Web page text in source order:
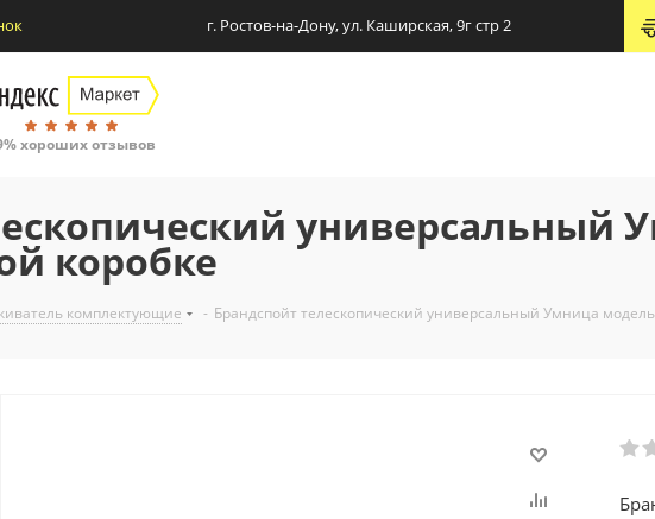
г. Ростов-на-Дону, ул. Каширская, 9г стр 2
хороших отзывов
универсальный
коробке
комплектующие - Брандспойт телескопический универсальный Умница